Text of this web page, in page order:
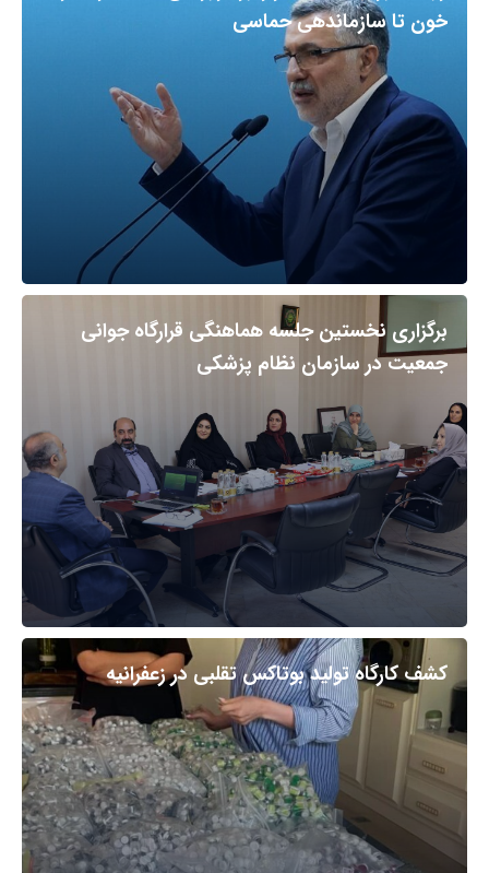
خون تا سازماندهی حماسی
برگزاری نخستین جلسه هماهنگی قرارگاه جوانی
جمعیت در سازمان نظام پزشکی
کشف کارگاه تولید بوتاکس تقلبی در زعفرانیه